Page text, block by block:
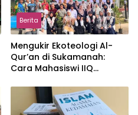
Berita
Mengukir Ekoteologi Al-
Qur’an di Sukamanah:
Cara Mahasiswi IIQ
Jonggol